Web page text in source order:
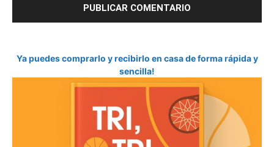
Ya puedes comprarlo y recibirlo en casa de forma rápida y
sencilla!